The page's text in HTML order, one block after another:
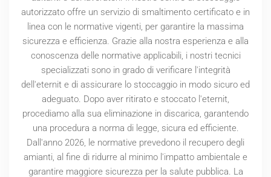
autorizzato offre un servizio di smaltimento certificato e in
linea con le normative vigenti, per garantire la massima
sicurezza e efficienza. Grazie alla nostra esperienza e alla
conoscenza delle normative applicabili, i nostri tecnici
specializzati sono in grado di verificare l'integrità
dell'eternit e di assicurare lo stoccaggio in modo sicuro ed
adeguato. Dopo aver ritirato e stoccato l'eternit,
procediamo alla sua eliminazione in discarica, garantendo
una procedura a norma di legge, sicura ed efficiente.
Dall'anno 2026, le normative prevedono il recupero degli
amianti, al fine di ridurre al minimo l'impatto ambientale e
garantire maggiore sicurezza per la salute pubblica. La